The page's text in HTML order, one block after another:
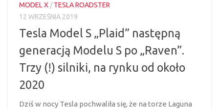
MODEL X /TESLA ROADSTER
12 WRZEŚNIA 2019
Tesla Model S „Plaid” następną
generacją Modelu S po „Raven”.
Trzy (!) silniki, na rynku od około
2020
Dziś w nocy Tesla pochwaliła się, że na torze Laguna